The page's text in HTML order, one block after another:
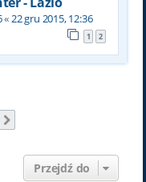
«22 gru 2015, 12:36
1 2
Przejdź do